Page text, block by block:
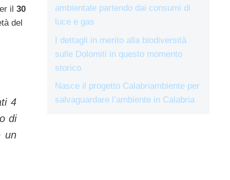
il 30
del
4
di
un
ambientale partendo dai consumi di
luce e gas
I dettagli in merito alla biodiversità
sulle Dolomiti in questo momento
storico
Nasce il progetto Calabriambiente per
salvaguardare l’ambiente in Calabria